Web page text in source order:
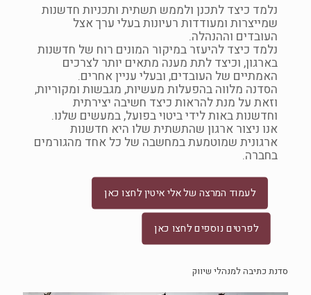
נלמד כיצד לתכנן ולממש תשתית ותכניות חדשנות
שמייצרות ומעודדות רעיונות בעלי ערך אצל
העובדים וההנהלה.
נלמד כיצד להיעזר במיקור המונים רוח של חדשנות
בארגון, וכיצד לתת מענה מתאים יותר לצרכים
האמתיים של העובדים, ובעלי עניין אחרים.
הסדנה מלווה בהפעלות מעשיות, מגבשות ומקוריות,
וזאת על מנת להראות כיצד חשיבה יצירתית
וחדשנות באות לידי ביטוי בפועל, במעשים שלנו.
אנו ניצור ארגון שהתשתית שלו היא חדשנות
ארגונית שמוטמעת במחשבה של כל אחד מהגורמים
בחברה.
לעמוד המרצה של אלי איטין לחצו כאן
לפרטים נוספים לחצו כאן
סדנת כתיבה למנהלי שיווק